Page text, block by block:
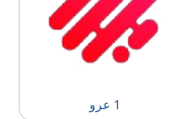
1 عرو